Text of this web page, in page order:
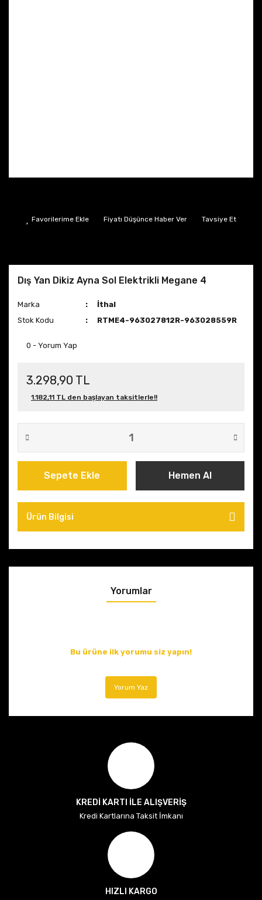
Fiyatı Düşünce Haber Ver Tavsiye Et
Dış Yan Dikiz Ayna Sol Elektrikli Megane 4
Marka
İthal
Stok Kodu
RTME4-963027812R-963028559R
0 - Yorum Yap
3.298,90 TL
1.182,11 TL den başlayan taksitlerle!!
Sepete Ekle Hemen Al
Ürün Bilgisi
Yorumlar
Bu ürüne ilk yorumu siz yapın!
Yorum Yaz
KREDİ KARTI İLE ALIŞVERİŞ
Kredi Kartlarına Taksit İmkanı
HIZLI KARGO